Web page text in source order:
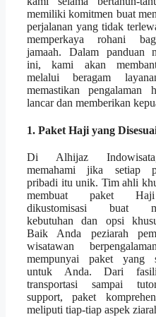
memiliki komitmen buat
perjalanan yang tidak
memperkaya rohani
jamaah. Dalam panduan
ini, kami akan
melalui beragam
memastikan pengalaman
lancar dan memberikan
1. Paket Haji yang
Di Alhijaz
memahami jika setiap
pribadi itu unik. Tim ahli
membuat paket
dikustomisasi buat
kebutuhan dan opsi
Baik Anda peziarah
wisatawan
mempunyai paket yang
untuk Anda. Dari
transportasi sampai
support, paket
meliputi tiap-tiap aspek